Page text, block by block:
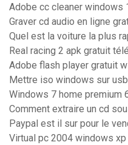
Adobe cc cleaner windows
Graver cd audio en ligne
Quel est la voiture la plus
Real racing 2 apk gratuit
Adobe flash player gratuit
Mettre iso windows sur usb
Windows 7 home premium
Comment extraire un cd
Paypal est il sur pour le
Virtual pc 2004 windows xp